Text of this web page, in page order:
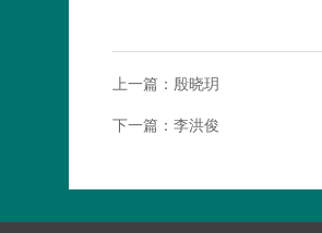
上一篇： 殷晓玥
下一篇： 李洪俊